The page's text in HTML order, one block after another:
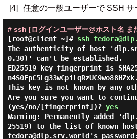
[4] 任意の一般ユーザーで SSH サ
# ssh [ログインユーザー@ホスト名 ま
[root@client ~]# ssh
The authenticity of host
0.30)' can't be established.
ED25519 key fingerprint is
n4S0EpC5Lg33wCpiLqRzUC9wo88HZxk.
This key is not known by any
Are you sure you want to
(yes/no/[fingerprint])? yes
Warning: Permanently added
25519) to the list of known
fedora@dlp.srv.world's password: